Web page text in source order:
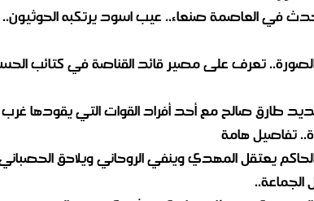
في العاصمة صنعاء.. عيب اسود يرتكبه الحوثيون..
تعرف على مصير قائد القناصة في كتائب
طارق صالح مع أحد أفراد القوات التي يقودها غرب
تفاصيل هامة
يعتقل المهدي وينفي الروحاني ويلاحق